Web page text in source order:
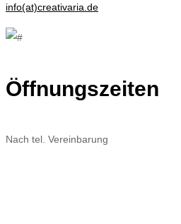
info(at)creativaria.de
Öffnungszeiten
Nach tel. Vereinbarung